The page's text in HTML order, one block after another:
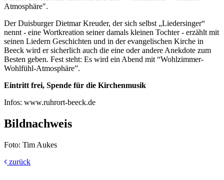
Atmosphäre".
Der Duisburger Dietmar Kreuder, der sich selbst „Liedersinger“
nennt - eine Wortkreation seiner damals kleinen Tochter - erzählt mit
seinen Liedern Geschichten und in der evangelischen Kirche in
Beeck wird er sicherlich auch die eine oder andere Anekdote zum
Besten geben. Fest steht: Es wird ein Abend mit “Wohlzimmer-
Wohlfühl-Atmosphäre”.
Eintritt frei, Spende für die Kirchenmusik
Infos: www.ruhrort-beeck.de
Bildnachweis
Foto: Tim Aukes
zurück